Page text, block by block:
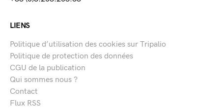
LIENS
Politique d’utilisation des cookies sur Tripalio
Politique de protection des données
CGU de la publication
Qui sommes nous ?
Contact
Flux RSS